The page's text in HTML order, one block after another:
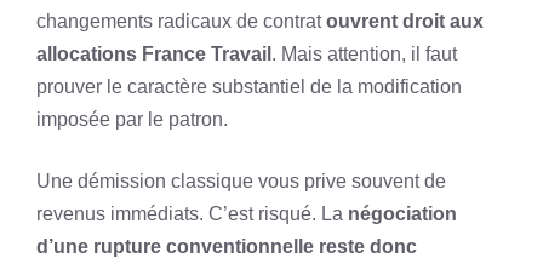
changements radicaux de contratouvrent droit aux
allocations France Travail . Mais attention, il faut
prouver le caractère substantiel de la modification
imposée par le patron.
Une démission classique vous prive souvent de
revenus immédiats. C’est risqué. La négociation
d’une rupture conventionnelle reste donc